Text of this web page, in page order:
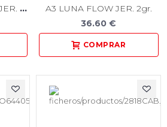
A3 HELIOMOLAR HB JER. 3gr.
A3 LUNA FLOW JER. 2gr.
36.60 €